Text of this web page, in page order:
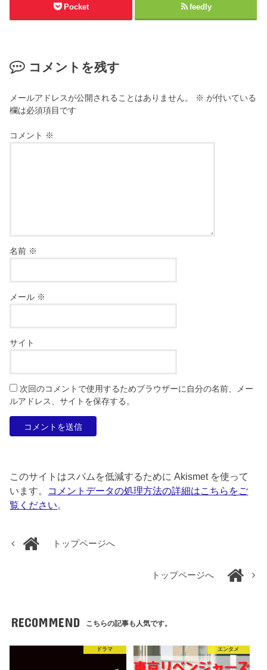
Pocket feedly
コメントを残す
メールアドレスが公開されることはありません。 ※ が付いている
欄は必須項目です
コメント ※
名前 ※
メール ※
サイト
次回のコメントで使用するためブラウザーに自分の名前、メー
ルアドレス、サイトを保存する。
このサイトはスパムを低減するために Akismet を使って
います。 コメントデータの処理方法の詳細はこちらをご
覧ください。
トップページへ
トップページへ
RECOMMEND こちらの記事も人気です。
ドラマ エンタメ